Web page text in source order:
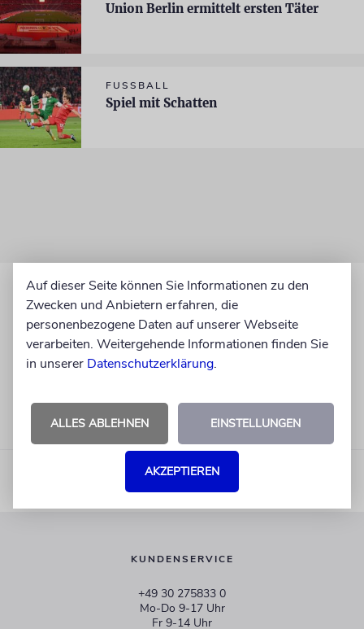
Union Berlin ermittelt ersten Täter
FUSSBALL
Spiel mit Schatten
KUNDENSERVICE
+49 30 275833 0
Mo-Do 9-17 Uhr
Fr 9-14 Uhr
Auf dieser Seite können Sie Informationen zu den
Zwecken und Anbietern erfahren, die
personenbezogene Daten auf unserer Webseite
verarbeiten. Weitergehende Informationen finden Sie
in unserer Datenschutzerklärung.
ALLES ABLEHNEN EINSTELLUNGEN
AKZEPTIEREN